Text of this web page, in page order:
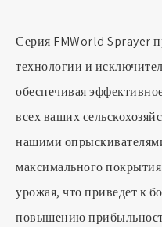
Серия FMWorld Sprayer
технологии и
обеспечивая
всех ваших
нашими
максимального
урожая, что приведет к
повышению